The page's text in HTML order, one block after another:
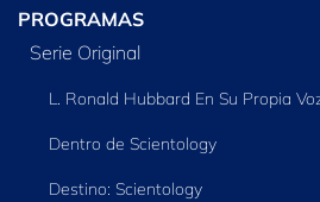
PROGRAMAS
Serie Original
L. Ronald Hubbard En Su Propia
Dentro de Scientology
Destino: Scientology